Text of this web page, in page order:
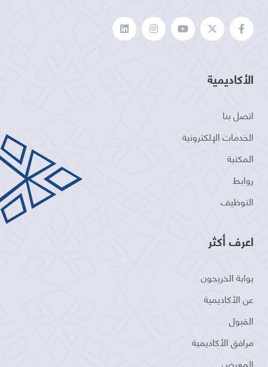
الأكاديمية
اتصل بنا
الخدمات الإلكترونية
المكتبة
روابط
التوظيف
اعرف أكثر
بوابة الخريجون
عن الأكاديمية
القبول
مرافق الأكاديمية
المعرض